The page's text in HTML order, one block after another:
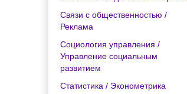
Связи с общественностью /
Реклама
Социология управления /
Управление социальным
развитием
Статистика / Эконометрика